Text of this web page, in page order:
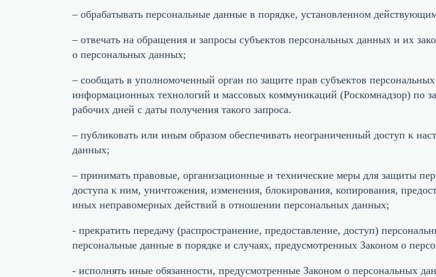
– обрабатывать персональные данные в порядке, установленном
– отвечать на обращения и запросы субъектов персональных данных и их
о персональных данных;
– сообщать в уполномоченный орган по защите прав субъектов
информационных технологий и массовых коммуникаций (Роскомнадзор) по
рабочих дней с даты получения такого запроса.
– публиковать или иным образом обеспечивать неограниченный доступ к
данных;
– принимать правовые, организационные и технические меры для защиты
доступа к ним, уничтожения, изменения, блокирования, копирования,
иных неправомерных действий в отношении персональных данных;
- прекратить передачу (распространение, предоставление, доступ)
персональные данные в порядке и случаях, предусмотренных Законом о
- исполнять иные обязанности, предусмотренные Законом о персональных